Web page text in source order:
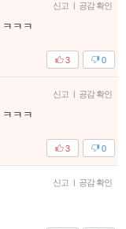
신고 | 공감 확인
ㅋㅋ
0
3
신고 | 공감 확인
ㅋㅋ
0
3
신고 | 공감 확인